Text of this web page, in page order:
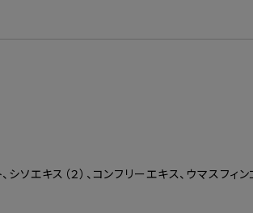
ソエキス（２）、コンフリーエキス、ウマスフ